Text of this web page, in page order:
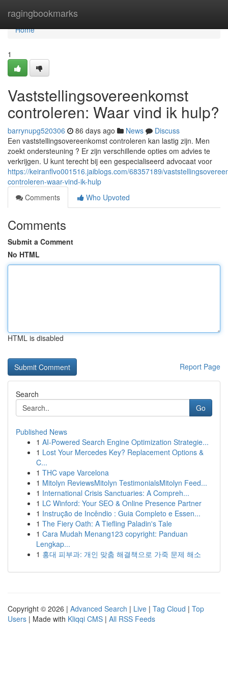
ragingbookmarks
Home
Home
1
Vaststellingsovereenkomst
controleren: Waar vind ik hulp?
barrynupg520306 86 days ago News
Discuss
Een vaststellingsovereenkomst controleren kan lastig zijn. Men
zoekt ondersteuning ? Er zijn verschillende opties om advies te
verkrijgen. U kunt terecht bij een gespecialiseerd advocaat voor
https://keiranflvo001516.jaiblogs.com/68357189/
controleren-waar-vind-ik-hulp
Comments
Who Upvoted
Comments
Submit a Comment
No HTML
HTML is disabled
Report Page
Search
Go
Published News
1 AI-Powered Search Engine Optimization Strategie...
1 Lost Your Mercedes Key? Replacement Options &
C...
1 THC vape Varcelona
1 Mitolyn ReviewsMitolyn TestimonialsMitolyn Feed...
1 International Crisis Sanctuaries: A Compreh...
1 LC Winford: Your SEO & Online Presence Partner
1 Instrução de Incêndio : Guia Completo e Essen...
1 The Fiery Oath: A Tiefling Paladin's Tale
1 Cara Mudah Menang123 copyright: Panduan
Lengkap...
1 홍대 피부과: 개인 맞춤 해결책으로 가죽 문제 해소
Copyright © 2026 | Advanced Search | Live | Tag Cloud | Top
Users | Made with Kliqqi CMS | All RSS Feeds